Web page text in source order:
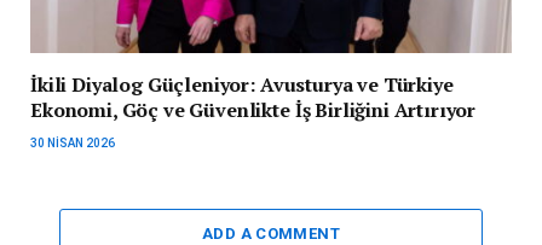
İkili Diyalog Güçleniyor: Avusturya ve Türkiye
Ekonomi, Göç ve Güvenlikte İş Birliğini Artırıyor
30 NISAN 2026
ADD A COMMENT